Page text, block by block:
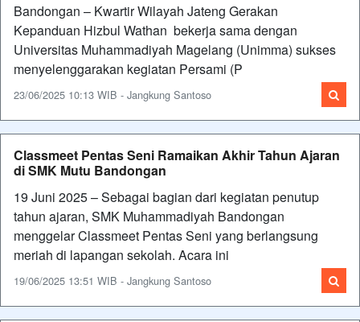
Bandongan – Kwartir Wilayah Jateng Gerakan
Kepanduan Hizbul Wathan bekerja sama dengan
Universitas Muhammadiyah Magelang (Unimma) sukses
menyelenggarakan kegiatan Persami (P
23/06/2025 10:13 WIB - Jangkung Santoso
Classmeet Pentas Seni Ramaikan Akhir Tahun Ajaran
di SMK Mutu Bandongan
19 Juni 2025 – Sebagai bagian dari kegiatan penutup
tahun ajaran, SMK Muhammadiyah Bandongan
menggelar Classmeet Pentas Seni yang berlangsung
meriah di lapangan sekolah. Acara ini
19/06/2025 13:51 WIB - Jangkung Santoso